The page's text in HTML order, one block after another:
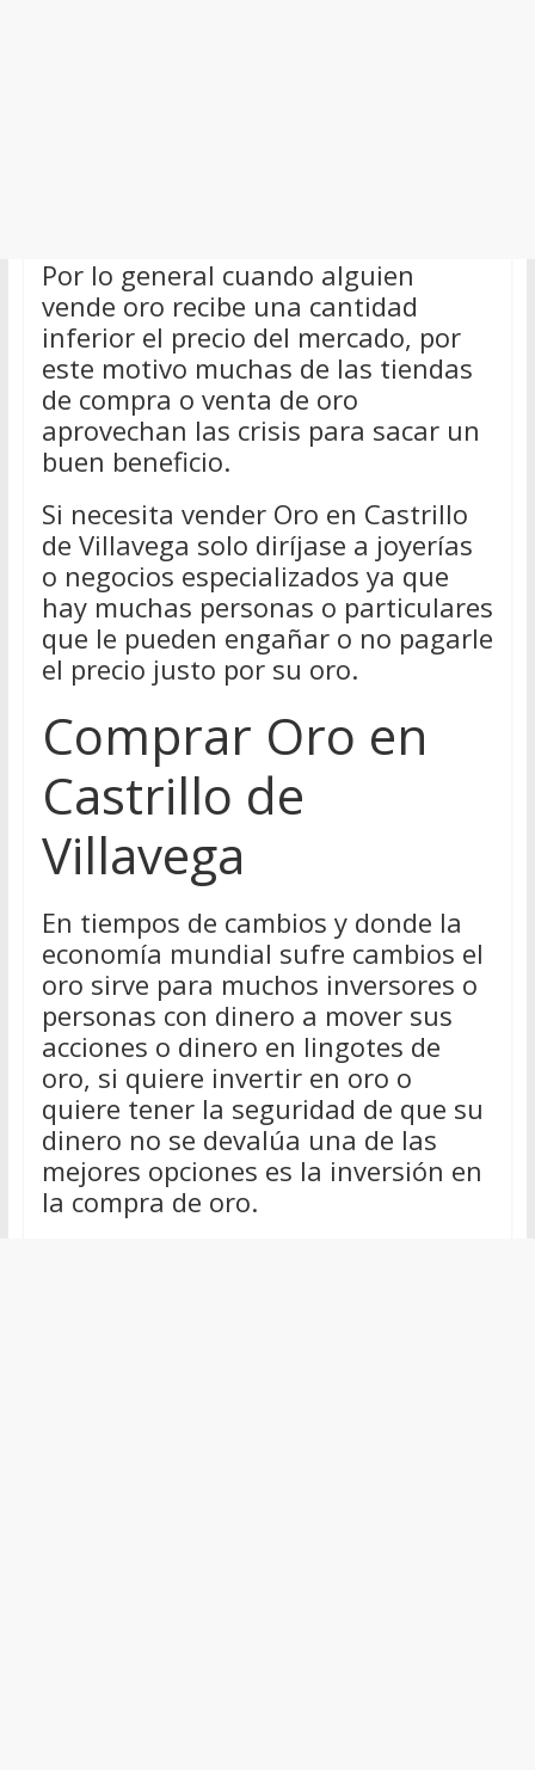
Por lo general cuando alguien
vende oro recibe una cantidad
inferior el precio del mercado, por
este motivo muchas de las tiendas
de compra o venta de oro
aprovechan las crisis para sacar un
buen beneficio.
Si necesita vender Oro en Castrillo
de Villavega solo diríjase a joyerías
o negocios especializados ya que
hay muchas personas o particulares
que le pueden engañar o no pagarle
el precio justo por su oro.
Comprar Oro en
Castrillo de
Villavega
En tiempos de cambios y donde la
economía mundial sufre cambios el
oro sirve para muchos inversores o
personas con dinero a mover sus
acciones o dinero en lingotes de
oro, si quiere invertir en oro o
quiere tener la seguridad de que su
dinero no se devalúa una de las
mejores opciones es la inversión en
la compra de oro.